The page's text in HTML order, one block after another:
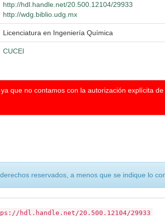
http://hdl.handle.net/20.500.12104/29933
http://wdg.biblio.udg.mx
Licenciatura en Ingeniería Química
CUCEI
que no contamos con la autorización explícita
reservados, a menos que se indique lo
hdl.handle.net/20.500.12104/29933